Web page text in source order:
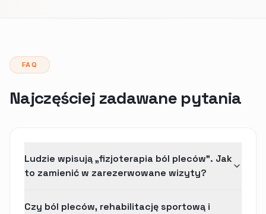
FAQ
Najczęściej zadawane pytania
Ludzie wpisują „fizjoterapia ból pleców”. Jak
to zamienić w zarezerwowane wizyty?
Czy ból pleców, rehabilitację sportową i